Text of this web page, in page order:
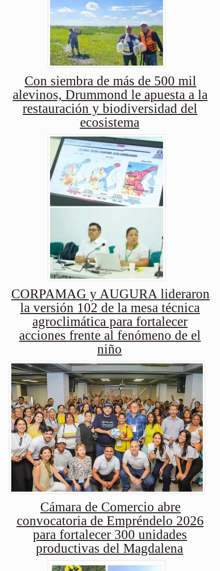
Con siembra de más de 500 mil
alevinos, Drummond le apuesta a la
restauración y biodiversidad del
ecosistema
CORPAMAG y AUGURA lideraron
la versión 102 de la mesa técnica
agroclimática para fortalecer
acciones frente al fenómeno de el
niño
Cámara de Comercio abre
convocatoria de Empréndelo 2026
para fortalecer 300 unidades
productivas del Magdalena